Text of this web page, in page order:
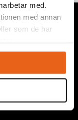
med.
med annan
som de har
proffs”, under
inom service,
reparation och